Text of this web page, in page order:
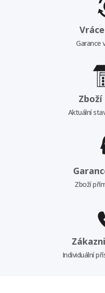
Garance
Zboží
Aktuální
Zboží
Individuální